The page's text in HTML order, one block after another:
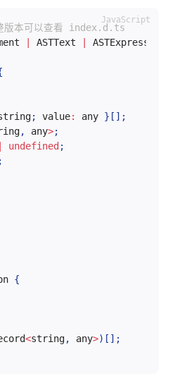
版本可以查看 index.d.ts
ASTText ASTExpression
; value: any } [ ] ;
, any>;
undefined ;
;
{
<string, any>) [ ] ;